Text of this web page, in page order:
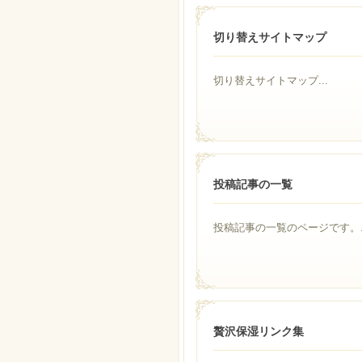
切り替えサイトマップ
切り替えサイトマップ...
投稿記事の一覧
投稿記事の一覧のページです
贅沢保湿リンク集